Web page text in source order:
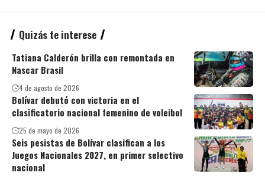
Quizás te interese
Tatiana Calderón brilla con remontada en
Nascar Brasil
4 de agosto de 2026
Bolívar debutó con victoria en el
clasificatorio nacional femenino de voleibol
25 de mayo de 2026
Seis pesistas de Bolívar clasifican a los
Juegos Nacionales 2027, en primer selectivo
nacional